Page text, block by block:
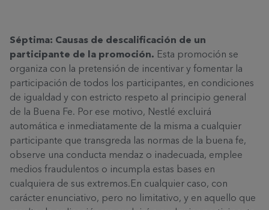
Séptima: Causas de descalificación de un
participante de la promoción. Esta promoción se
organiza con la pretensión de incentivar y fomentar la
participación de todos los participantes, en condiciones
de igualdad y con estricto respeto al principio general
de la Buena Fe. Por ese motivo, Nestlé excluirá
automática e inmediatamente de la misma a cualquier
participante que transgreda las normas de la buena fe,
observe una conducta mendaz o inadecuada, emplee
medios fraudulentos o incumpla estas bases en
cualquiera de sus extremos.En cualquier caso, con
carácter enunciativo, pero no limitativo, y en aquello que